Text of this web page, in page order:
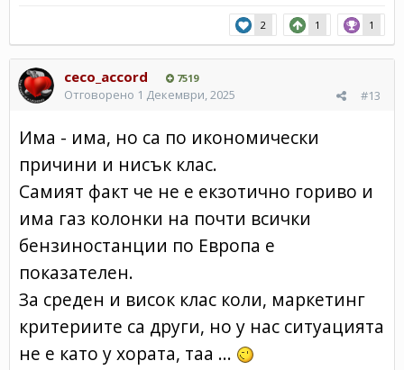
2 1 1
ceco_accord 7519
#13
Отговорено 1 Декември, 2025
Има - има, но са по икономически
причини и нисък клас.
Самият факт че не е екзотично гориво и
има газ колонки на почти всички
бензиностанции по Европа е
показателен.
За среден и висок клас коли, маркетинг
критериите са други, но у нас ситуацията
не е като у хората, таа ...